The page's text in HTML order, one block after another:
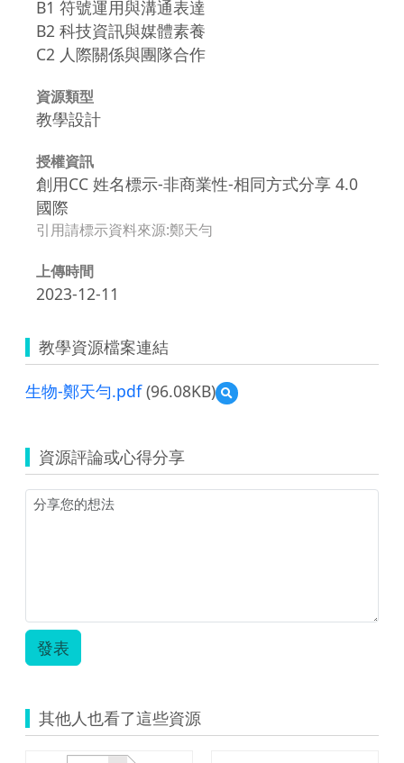
B1 符號運用與溝通表達
B2 科技資訊與媒體素養
C2 人際關係與團隊合作
資源類型
教學設計
授權資訊
創用CC 姓名標示-非商業性-相同方式分享 4.0
國際
引用請標示資料來源:鄭天勻
上傳時間
2023-12-11
教學資源檔案連結
生物-鄭天勻.pdf(96.08KB)
預
覽
天
勻.pdf
資源評論或心得分享
發表
其他人也看了這些資源